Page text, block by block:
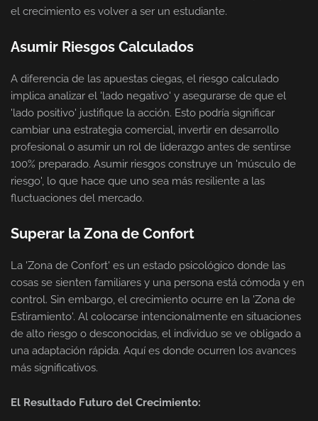
el crecimiento es volver a ser un estudiante.
Asumir Riesgos Calculados
A diferencia de las apuestas ciegas, el riesgo calculado
implica analizar el 'lado negativo' y asegurarse de que el
'lado positivo' justifique la acción. Esto podría significar
cambiar una estrategia comercial, invertir en desarrollo
profesional o asumir un rol de liderazgo antes de sentirse
100% preparado. Asumir riesgos construye un 'músculo de
riesgo', lo que hace que uno sea más resiliente a las
fluctuaciones del mercado.
Superar la Zona de Confort
La 'Zona de Confort' es un estado psicológico donde las
cosas se sienten familiares y una persona está cómoda y en
control. Sin embargo, el crecimiento ocurre en la 'Zona de
Estiramiento'. Al colocarse intencionalmente en situaciones
de alto riesgo o desconocidas, el individuo se ve obligado a
una adaptación rápida. Aquí es donde ocurren los avances
más significativos.
El Resultado Futuro del Crecimiento: